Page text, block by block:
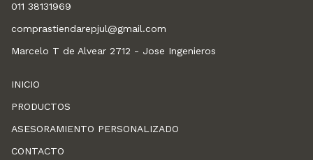
011 38131969
comprastiendarepjul@gmail.com
Marcelo T de Alvear 2712 - Jose Ingenieros
INICIO
PRODUCTOS
ASESORAMIENTO PERSONALIZADO
CONTACTO